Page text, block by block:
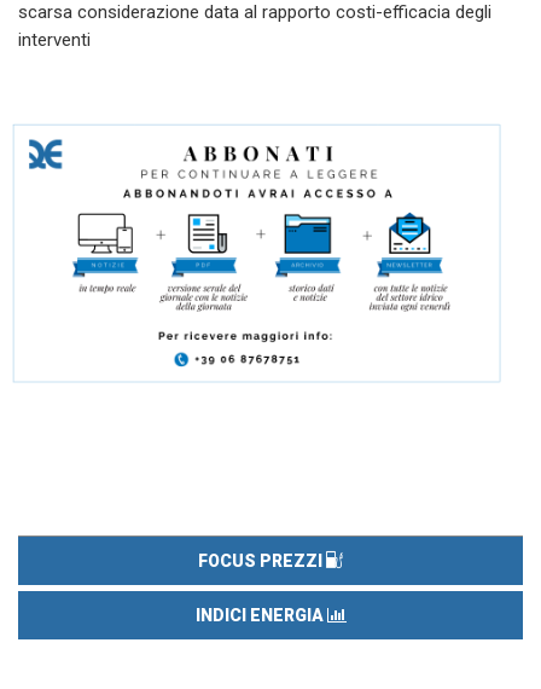
scarsa considerazione data al rapporto costi-efficacia degli
interventi
FOCUS PREZZI
INDICI ENERGIA